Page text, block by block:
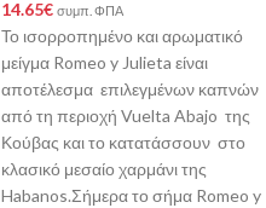
14.65€ συμπ. ΦΠΑ
Το ισορροπημένο και αρωματικό
μείγμα Romeo y Julieta είναι
αποτέλεσμα επιλεγμένων καπνών
από τη περιοχή Vuelta Abajo της
Κούβας και το κατατάσσουν στο
κλασικό μεσαίο χαρμάνι της
Habanos.Σήμερα το σήμα Romeo y